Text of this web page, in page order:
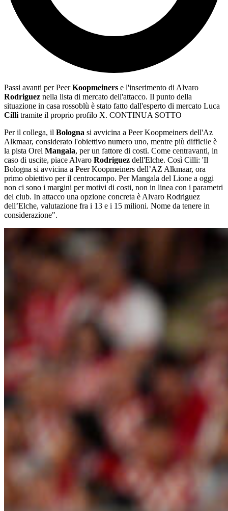
Passi avanti per PeerKoopmeiners e l'inserimento di Alvaro
Rodriguez nella lista di mercato dell'attacco. Il punto della
situazione in casa rossoblù è stato fatto dall'esperto di mercato Luca
Cilli tramite il proprio profilo X. CONTINUA SOTTO
Per il collega, il Bologna si avvicina a Peer Koopmeiners dell'Az
Alkmaar, considerato l'obiettivo numero uno, mentre più difficile è
la pista Orel Mangala, per un fattore di costi. Come centravanti, in
caso di uscite, piace Alvaro Rodriguez dell'Elche. Così Cilli: 'Il
Bologna si avvicina a Peer Koopmeiners dell’AZ Alkmaar, ora
primo obiettivo per il centrocampo. Per Mangala del Lione a oggi
non ci sono i margini per motivi di costi, non in linea con i parametri
del club. In attacco una opzione concreta è Alvaro Rodriguez
dell’Elche, valutazione fra i 13 e i 15 milioni. Nome da tenere in
considerazione".